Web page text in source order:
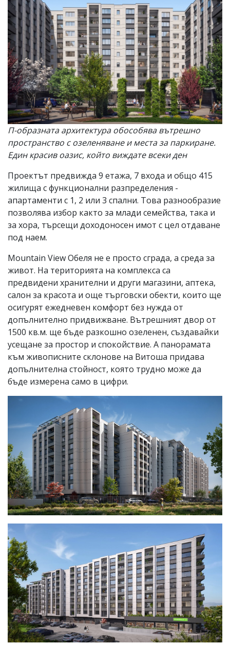
П-образната архитектура обособява вътрешно
пространство с озеленяване и места за паркиране.
Един красив оазис, който виждате всеки ден
Проектът предвижда 9 етажа, 7 входа и общо 415
жилища с функционални разпределения -
апартаменти с 1, 2 или 3 спални. Това разнообразие
позволява избор както за млади семейства, така и
за хора, търсещи доходоносен имот с цел отдаване
под наем.
Mountain View Обеля не е просто сграда, а среда за
живот. На територията на комплекса са
предвидени хранителни и други магазини, аптека,
салон за красота и още търговски обекти, които ще
осигурят ежедневен комфорт без нужда от
допълнително придвижване. Вътрешният двор от
1500 кв.м. ще бъде разкошно озеленен, създавайки
усещане за простор и спокойствие. А панорамата
към живописните склонове на Витоша придава
допълнителна стойност, която трудно може да
бъде измерена само в цифри.